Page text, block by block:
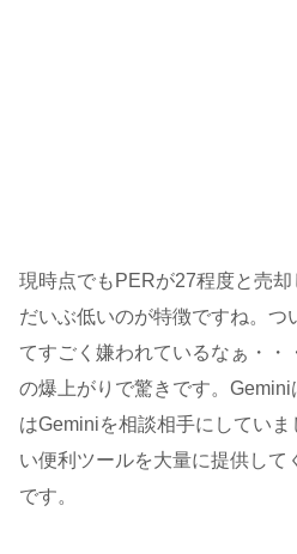
現時点でもPERが27程度と売
だいぶ低いのが特徴ですね。つ
てすごく嫌われているなぁ・・
の爆上がりで驚きです。Gemini
はGeminiを相談相手にしてい
い便利ツールを大量に提供して
です。